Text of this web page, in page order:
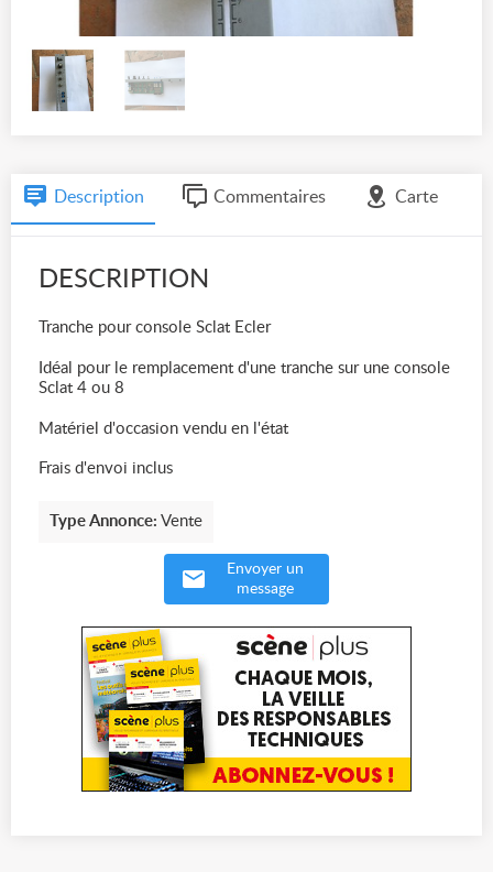
Description Commentaires Carte
DESCRIPTION
Tranche pour console Sclat Ecler
Idéal pour le remplacement d'une tranche sur une console
Sclat 4 ou 8
Matériel d'occasion vendu en l'état
Frais d'envoi inclus
Type Annonce: Vente
Envoyer un
message